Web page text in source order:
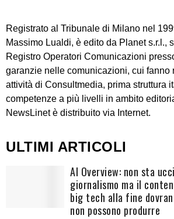
Registrato al Tribunale di Milano nel
Massimo Lualdi, è edito da Planet s.r.l.,
Registro Operatori Comunicazioni
garanzie nelle comunicazioni, cui fanno
attività di Consultmedia, prima struttura
competenze a più livelli in ambito
NewsLinet è distribuito via Internet.
ULTIMI ARTICOLI
AI Overview: non sta
giornalismo ma il
big tech alla fine
non possono produrre